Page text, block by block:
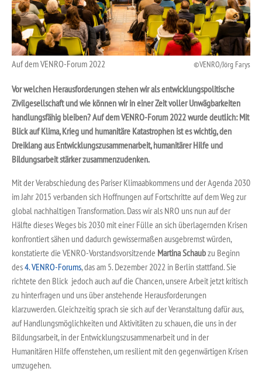
Auf dem VENRO-Forum 2022 VENRO/Jörg Farys
Vor welchen Herausforderungen stehen wir als entwicklungspolitische
Zivilgesellschaft und wie können wir in einer Zeit voller Unwägbarkeiten
handlungsfähig bleiben? Auf dem VENRO-Forum 2022 wurde deutlich: Mit
Blick auf Klima, Krieg und humanitäre Katastrophen ist es wichtig, den
Dreiklang aus Entwicklungszusammenarbeit, humanitärer Hilfe und
Bildungsarbeit stärker zusammenzudenken.
Mit der Verabschiedung des Pariser Klimaabkommens und der Agenda 2030
im Jahr 2015 verbanden sich Hoffnungen auf Fortschritte auf dem Weg zur
global nachhaltigen Transformation. Dass wir als NRO uns nun auf der
Hälfte dieses Weges bis 2030 mit einer Fülle an sich überlagernden Krisen
konfrontiert sähen und dadurch gewissermaßen ausgebremst würden,
konstatierte die VENRO-Vorstandsvorsitzende Martina Schaubzu Beginn
des4. VENRO-Forums, das am 5. Dezember 2022 in Berlin stattfand. Sie
richtete den Blick jedoch auch auf die Chancen, unsere Arbeit jetzt kritisch
zu hinterfragen und uns über anstehende Herausforderungen
klarzuwerden. Gleichzeitig sprach sie sich auf der Veranstaltung dafür aus,
auf Handlungsmöglichkeiten und Aktivitäten zu schauen, die uns in der
Bildungsarbeit, in der Entwicklungszusammenarbeit und in der
Humanitären Hilfe offenstehen, um resilient mit den gegenwärtigen Krisen
umzugehen.